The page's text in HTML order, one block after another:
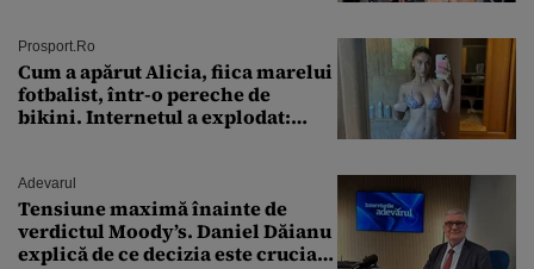
Prosport.ro
Cum a apărut Alicia, fiica marelui
fotbalist, într-o pereche de
bikini. Internetul a explodat:
Adevarul
Tensiune maximă înainte de
verdictul Moody’s. Daniel Dăianu
explică de ce decizia este crucială